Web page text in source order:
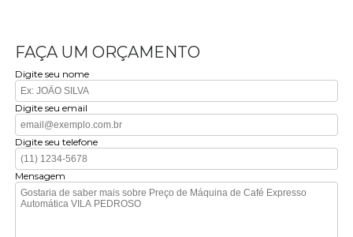
FAÇA UM ORÇAMENTO
Digite seu nome
Digite seu email
Digite seu telefone
Mensagem